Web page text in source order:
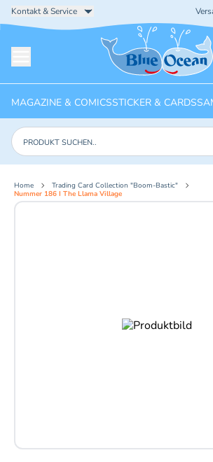
Kontakt & Service
Startseite
MAGAZINE & COMICSSTICKER & CARDS
Produkte suchen
Home
Trading Card Collection "Boom-Bastic"
Nummer 186 I The Llama Village